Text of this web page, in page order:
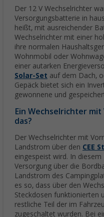
Der 12 V Wechselrichter
Versorgungsbatterie in
heißt, mit ausreichender
Wechselrichter mit einer
ihre normalen
Wohnmobil oder
einer autarken
Solar-Set auf dem Dach,
Gepäck bietet sich ein
gewonnene und
Ein Wechselrichter
das?
Der Wechselrichter mit
Landstrom über den CEE
eingespeist wird. In
Versorgung über die
Landstrom des
es so, dass über den
Steckdosen funktionierten
restliche Teil der im
zugeschaltet wurden. Bei